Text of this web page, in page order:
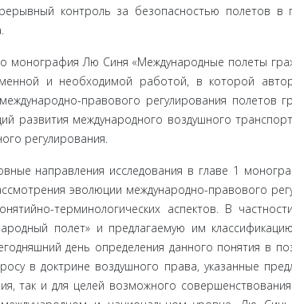
контроль за безопасностью полетов
монография Лю Синя «Меж­дународные полеты
и необходимой рабо­той, в которой
правового регули­рования полетов
развития международного воз­душного
регулирования.
направления исследова­ния в главе 1
эволюции международ­но-правового
терминологических аспек­тов. В
полет» и предлагаемую им
день определения данного поня­тия в
в доктрине воздушного права, указанные
так и для целей возможного